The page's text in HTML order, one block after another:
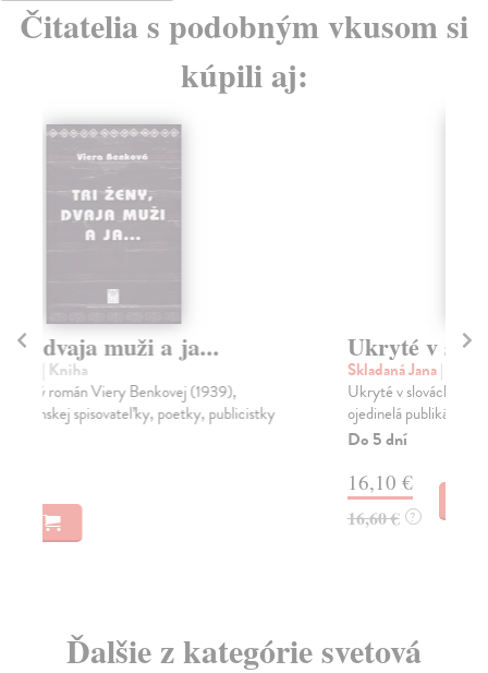
Čitatelia s podobným vkusom si
kúpili aj:
Ukryté v slovách
Skladaná Jana
| Kniha
Ukryté v slovách je zaujímavá a v slovenskej literatúre
ojedinelá publikácia, ktorá odhaľuje pôvod 1...
Ďalšie z kategórie svetová